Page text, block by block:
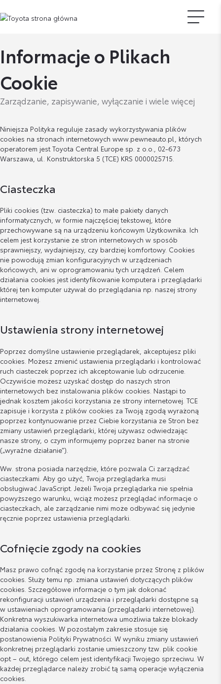
Informacje o Plikach
Cookie
Zarządzanie, zapisywanie, wyłączanie i wiele więcej
Niniejsza Polityka reguluje zasady wykorzystywania plików
cookies na stronach internetowych www.pewneauto.pl, których
operatorem jest Toyota Central Europe sp. z o.o., 02-673
Warszawa, ul. Konstruktorska 5 (TCE) KRS 0000025715.
Ciasteczka
Pliki cookies (tzw. ciasteczka) to małe pakiety danych
informatycznych, w formie najczęściej tekstowej, które
przechowywane są na urządzeniu końcowym Użytkownika. Ich
celem jest korzystanie ze stron internetowych w sposób
sprawniejszy, wydajniejszy, czy bardziej komfortowy. Cookies
nie powodują zmian konfiguracyjnych w urządzeniach
końcowych, ani w oprogramowaniu tych urządzeń. Celem
działania cookies jest identyfikowanie komputera i przeglądarki
której ten komputer używał do przeglądania np. naszej strony
internetowej.
Ustawienia strony internetowej
Poprzez domyślne ustawienie przeglądarek, akceptujesz pliki
cookies. Możesz zmienić ustawienia przeglądarki i kontrolować
ruch ciasteczek poprzez ich akceptowanie lub odrzucenie.
Oczywiście możesz uzyskać dostęp do naszych stron
internetowych bez instalowania plików cookies. Nastąpi to
jednak kosztem jakości korzystania ze strony internetowej. TCE
zapisuje i korzysta z plików cookies za Twoją zgodą wyrażoną
poprzez kontynuowanie przez Ciebie korzystania ze Stron bez
zmiany ustawień przeglądarki, której używasz odwiedzając
nasze strony, o czym informujemy poprzez baner na stronie
(„wyraźne działanie”).
Ww. strona posiada narzędzie, które pozwala Ci zarządzać
ciasteczkami. Aby go użyć, Twoja przeglądarka musi
obsługiwać JavaScript. Jeżeli Twoja przeglądarka nie spełnia
powyższego warunku, wciąż możesz przeglądać informacje o
ciasteczkach, ale zarządzanie nimi może odbywać się jedynie
ręcznie poprzez ustawienia przeglądarki.
Cofnięcie zgody na cookies
Masz prawo cofnąć zgodę na korzystanie przez Stronę z plików
cookies. Służy temu np. zmiana ustawień dotyczących plików
cookies. Szczegółowe informacje o tym jak dokonać
rekonfiguracji ustawień urządzenia i przeglądarki dostępne są
w ustawieniach oprogramowania (przeglądarki internetowej).
Konkretna wyszukiwarka internetowa umożliwia także blokady
działania cookies. W pozostałym zakresie stosuje się
postanowienia Polityki Prywatności. W wyniku zmiany ustawień
konkretnej przeglądarki zostanie umieszczony tzw. plik cookie
opt – out, którego celem jest identyfikacji Twojego sprzeciwu. W
każdej przeglądarce należy zrobić tą samą operacje wyłączenia
cookies.